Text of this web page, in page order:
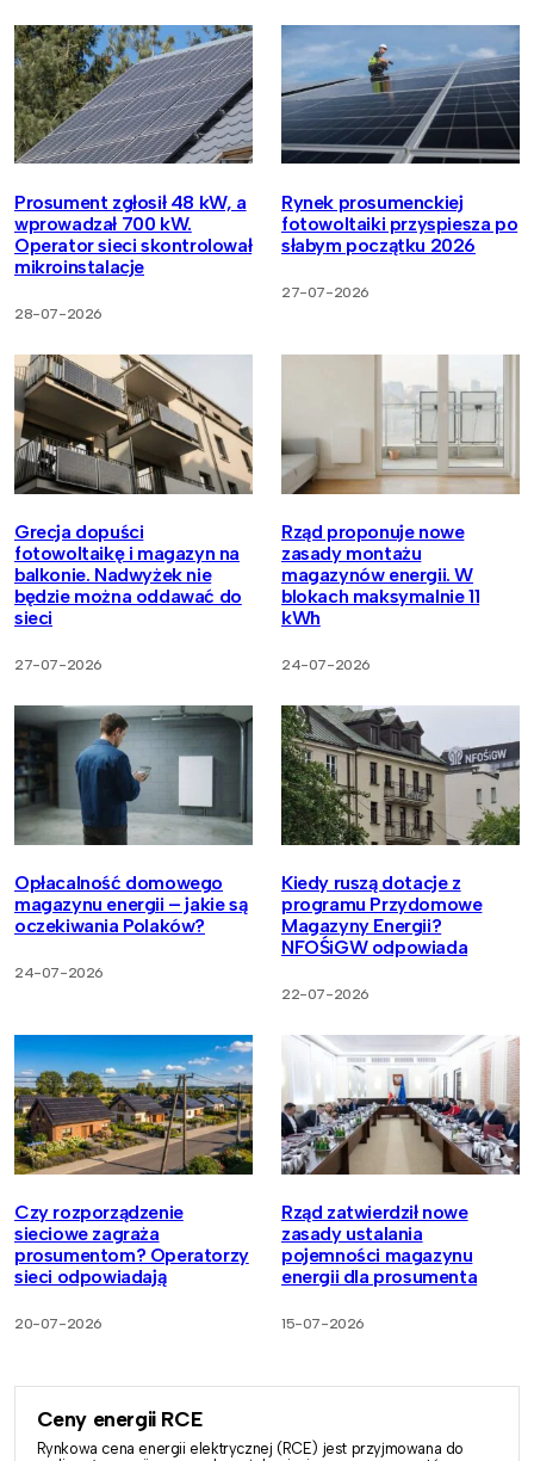
Prosument zgłosił 48 kW, a
wprowadzał 700 kW.
Operator sieci skontrolował
mikroinstalacje
28-07-2026
Rynek prosumenckiej
fotowoltaiki przyspiesza po
słabym początku 2026
27-07-2026
Grecja dopuści
fotowoltaikę i magazyn na
balkonie. Nadwyżek nie
będzie można oddawać do
sieci
27-07-2026
Rząd proponuje nowe
zasady montażu
magazynów energii. W
blokach maksymalnie 11
kWh
24-07-2026
Opłacalność domowego
magazynu energii – jakie są
oczekiwania Polaków?
24-07-2026
Kiedy ruszą dotacje z
programu Przydomowe
Magazyny Energii?
NFOŚiGW odpowiada
22-07-2026
Czy rozporządzenie
sieciowe zagraża
prosumentom? Operatorzy
sieci odpowiadają
20-07-2026
Rząd zatwierdził nowe
zasady ustalania
pojemności magazynu
energii dla prosumenta
15-07-2026
Ceny energii RCE
Rynkowa cena energii elektrycznej (RCE) jest przyjmowana do